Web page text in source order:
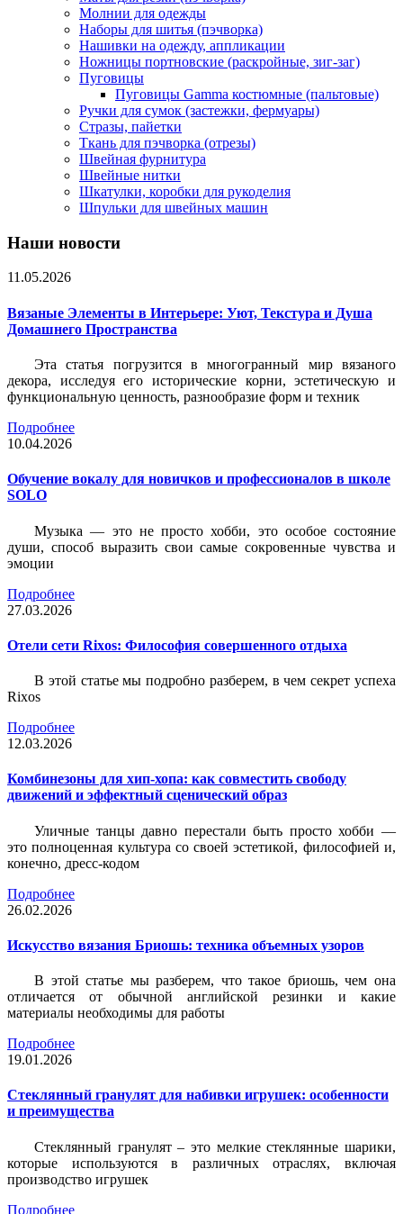
Молнии для одежды
Наборы для шитья (пэчворка)
Нашивки на одежду, аппликации
Ножницы портновские (раскройные, зиг-заг)
Пуговицы
Пуговицы Gamma костюмные (пальтовые)
Ручки для сумок (застежки, фермуары)
Стразы, пайетки
Ткань для пэчворка (отрезы)
Швейная фурнитура
Швейные нитки
Шкатулки, коробки для рукоделия
Шпульки для швейных машин
Наши новости
11.05.2026
Вязаные Элементы в Интерьере: Уют, Текстура и Душа
Домашнего Пространства
Эта статья погрузится в многогранный мир вязаного
декора, исследуя его исторические корни, эстетическую и
функциональную ценность, разнообразие форм и техник
Подробнее
10.04.2026
Обучение вокалу для новичков и профессионалов в школе
SOLO
Музыка — это не просто хобби, это особое состояние
души, способ выразить свои самые сокровенные чувства и
эмоции
Подробнее
27.03.2026
Отели сети Rixos: Философия совершенного отдыха
В этой статье мы подробно разберем, в чем секрет успеха
Rixos
Подробнее
12.03.2026
Комбинезоны для хип-хопа: как совместить свободу
движений и эффектный сценический образ
Уличные танцы давно перестали быть просто хобби —
это полноценная культура со своей эстетикой, философией и,
конечно, дресс-кодом
Подробнее
26.02.2026
Искусство вязания Бриошь: техника объемных узоров
В этой статье мы разберем, что такое бриошь, чем она
отличается от обычной английской резинки и какие
материалы необходимы для работы
Подробнее
19.01.2026
Стеклянный гранулят для набивки игрушек: особенности
и преимущества
Стеклянный гранулят – это мелкие стеклянные шарики,
которые используются в различных отраслях, включая
производство игрушек
Подробнее